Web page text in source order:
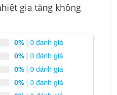
gia tăng không
0% | 0 đánh giá
0% | 0 đánh giá
0% | 0 đánh giá
0% | 0 đánh giá